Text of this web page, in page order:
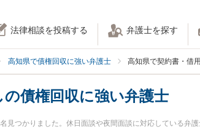
法律相談を投稿する 弁護士を探す
高知県で債権回収に強い弁護士 高知県で契約書・借
債権回収に強い弁護士
見つかりました。休日面談や夜間面談に対応している弁